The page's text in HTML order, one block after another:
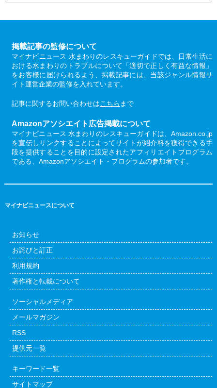
掲載記事の監修について
マイナビニュース 水まわりのレスキューガイドでは、日常生活に
おける水まわりのトラブルについて「適切で正しく有益な情報」
をお客様に届けられるよう、掲載記事には、当該ジャンル情報サ
イト運営企業の監修を入れています。
記事に関するお問い合わせはこちら まで
Amazonアソシエイト広告掲載について
マイナビニュース 水まわりのレスキューガイドは、Amazon.co.jp
を宣伝しリンクすることによってサイトが紹介料を獲得できる手
段を提供することを目的に設定されたアフィリエイトプログラム
である、Amazonアソシエイト・プログラムの参加者です。
マイナビニュースについて
お知らせ
お詫びと訂正
利用規約
著作権と転載について
ソーシャルメディア
メールマガジン
RSS
提供元一覧
キーワード一覧
サイトマップ